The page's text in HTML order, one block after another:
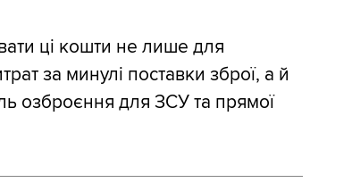
ці кошти не лише для
за минулі поставки зброї, а й
озброєння для ЗСУ та прямої